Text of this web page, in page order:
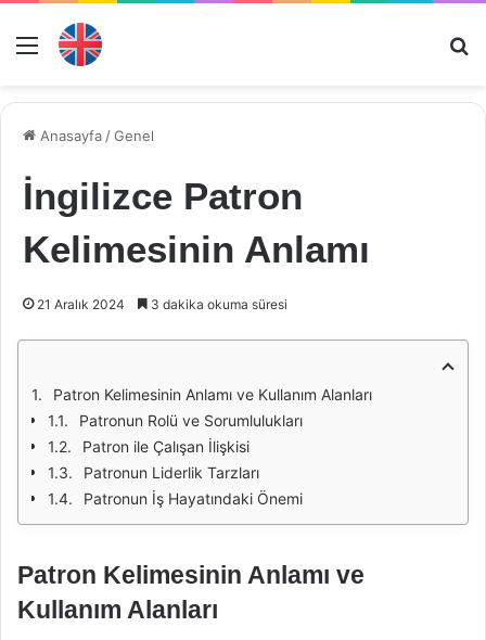
Menü
Anasayfa /Genel
İngilizce Patron
Kelimesinin Anlamı
21 Aralık 2024 3 dakika okuma süresi
Patron Kelimesinin Anlamı ve Kullanım Alanları
Patronun Rolü ve Sorumlulukları
Patron ile Çalışan İlişkisi
Patronun Liderlik Tarzları
Patronun İş Hayatındaki Önemi
Patron Kelimesinin Anlamı ve
Kullanım Alanları